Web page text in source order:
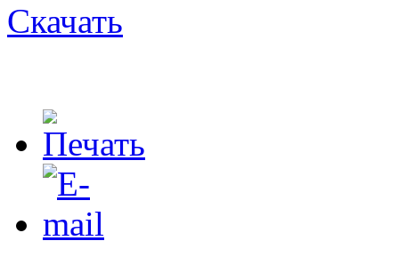
Скачать